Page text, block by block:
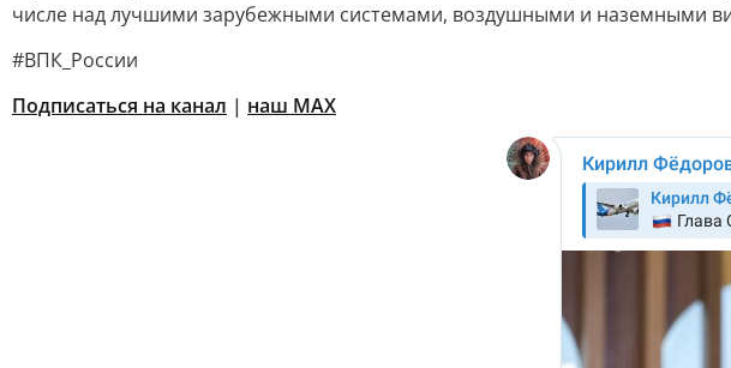
числе над лучшими зарубежными системами, воздушными и наземными
#ВПК_России
Подписаться на канал | наш МАХ